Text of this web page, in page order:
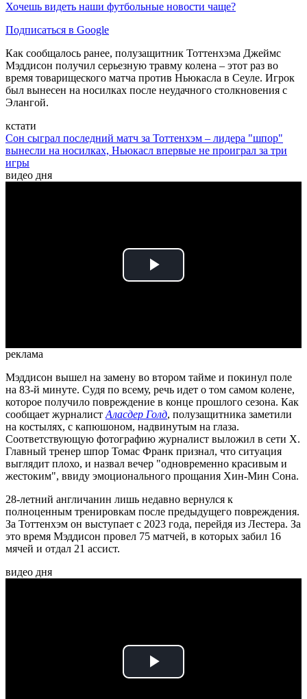
Хочешь видеть наши футбольные новости чаще?
Подписаться в Google
Как сообщалось ранее, полузащитник Тоттенхэма Джеймс
Мэддисон получил серьезную травму колена – этот раз во
время товарищеского матча против Ньюкасла в Сеуле. Игрок
был вынесен на носилках после неудачного столкновения с
Элангой.
кстати
Сон сыграл последний матч за Тоттенхэм – лидера "шпор"
вынесли на носилках, Ньюкасл впервые не проиграл за три
игры
видео дня
Play
реклама
Мэддисон вышел на замену во втором тайме и покинул поле
на 83-й минуте. Судя по всему, речь идет о том самом колене,
которое получило повреждение в конце прошлого сезона. Как
сообщает журналист Аласдер Голд, полузащитника заметили
на костылях, с капюшоном, надвинутым на глаза.
Соответствующую фотографию журналист выложил в сети Х.
Главный тренер шпор Томас Франк признал, что ситуация
выглядит плохо, и назвал вечер "одновременно красивым и
жестоким", ввиду эмоционального прощания Хин-Мин Сона.
28-летний англичанин лишь недавно вернулся к
полноценным тренировкам после предыдущего повреждения.
За Тоттенхэм он выступает с 2023 года, перейдя из Лестера. За
это время Мэддисон провел 75 матчей, в которых забил 16
мячей и отдал 21 ассист.
видео дня
Play